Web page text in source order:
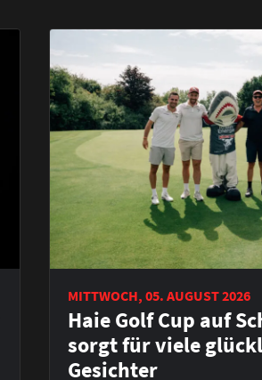
MITTWOCH, 05. AUGUST 2026
Haie Golf Cup auf
sorgt für viele
Gesichter